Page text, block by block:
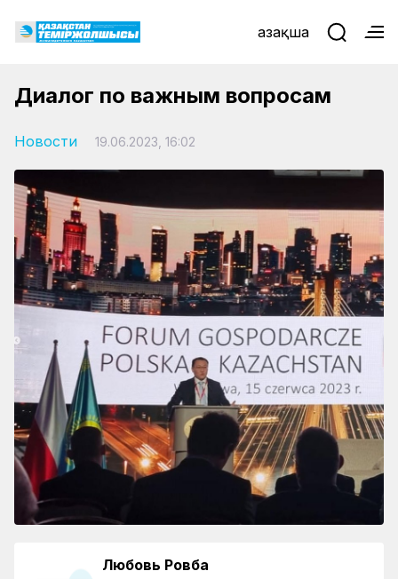
Қазақша
Диалог по важным вопросам
Новости 19.06.2023, 16:02
Любовь Ровба